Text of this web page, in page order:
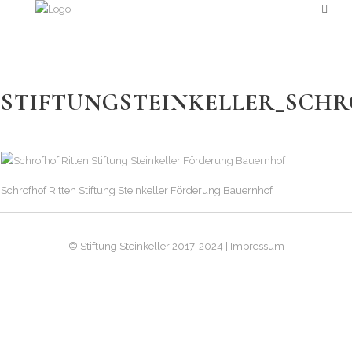
Schrofhof Ritten Stiftung Steinkeller Förderung Bauernhof
© Stiftung Steinkeller 2017-2024 | Impressum